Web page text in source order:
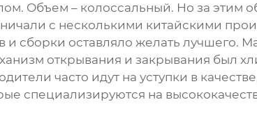
Объем – колоссальный. Но за этим
с несколькими китайскими
сборки оставляло желать лучшего.
открывания и закрывания был
часто идут на уступки в
специализируются на